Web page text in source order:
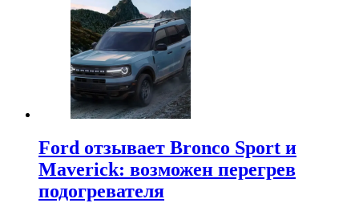
Ford отзывает Bronco Sport и
Maverick: возможен перегрев
подогревателя